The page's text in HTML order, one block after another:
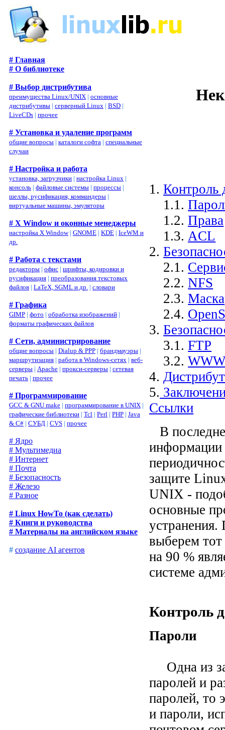
# Главная
# О библиотеке
# Выбор дистрибутива
преимущества Linux/UNIX | основные
дистрибутивы | серверный Linux | BSD |
LiveCDs | прочее
# Установка и удаление программ
общие вопросы | каталоги софта | специальные
случаи
# Настройка и работа
установка, загрузчики | настройка Linux |
консоль | файловые системы | процессы |
шеллы, русификация, коммандеры |
виртуальные машины, эмуляторы
# X Window и оконные менеджеры
настройка X Window| GNOME | KDE | IceWM и
др.
# Работа с текстами
редакторы | офис | шрифты, кодировки и
русификация | преобразования текстовых
файлов | LaTeX, SGML и др. | словари
# Графика
GIMP | фото | обработка изображений |
форматы графических файлов
# Сети, администрирование
общие вопросы | Dialup & PPP | брандмауэры |
маршрутизация | работа в Windows-сетях | веб-
серверы | Apache | прокси-серверы | сетевая
печать | прочее
# Программирование
GCC & GNU make | программирование в UNIX |
графические библиотеки | Tcl | Perl | PHP | Java
& C# | СУБД | CVS | прочее
# Ядро
# Мультимедиа
# Интернет
# Почта
# Безопасность
# Железо
# Разное
# Linux HowTo (как сделать)
# Книги и руководства
# Материалы на английском языке
# создание AI агентов
1.Контроль
1.1.
1.2.Права
1.3. ACL
2.
2.1.
2.2.NFS
2.3.
2.4.
3.
3.1.FTP
3.2.
4.
5.
Ссылки
В
информации
защите
UNIX -
основные
устранения.
выберем
на 90 %
системе
Контроль
Пароли
Одна из
паролей и
паролей, то
и пароли,